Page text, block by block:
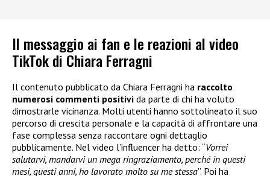
Il messaggio ai fan e le reazioni al video
TikTok di Chiara Ferragni
Il contenuto pubblicato da Chiara Ferragni ha raccolto
numerosi commenti positivi da parte di chi ha voluto
dimostrarle vicinanza. Molti utenti hanno sottolineato il suo
percorso di crescita personale e la capacità di affrontare una
fase complessa senza raccontare ogni dettaglio
pubblicamente. Nel video l’influencer ha detto: “Vorrei
salutarvi, mandarvi un mega ringraziamento, perché in questi
mesi, questi anni, ho lavorato molto su me stessa”. Poi ha